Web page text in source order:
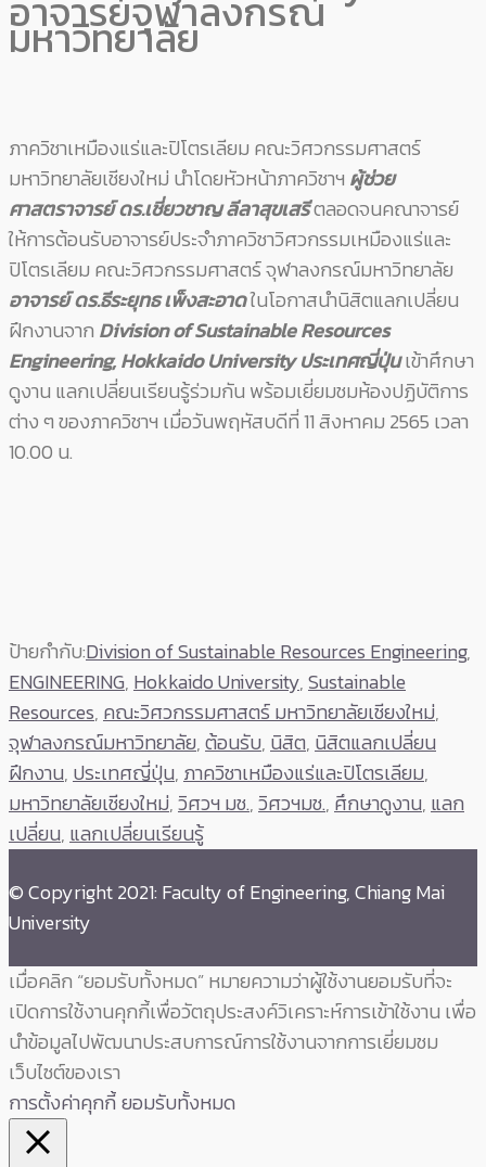
อาจารย์จุฬาลงกรณ์
มหาวิทยาลัย
ภาควิชาเหมืองแร่และปิโตรเลียม คณะวิศวกรรมศาสตร์
มหาวิทยาลัยเชียงใหม่ นำโดยหัวหน้าภาควิชาฯ ผู้ช่วย
ศาสตราจารย์ ดร.เชี่ยวชาญ ลีลาสุขเสรีตลอดจนคณาจารย์
ให้การต้อนรับอาจารย์ประจำภาควิชาวิศวกรรมเหมืองแร่และ
ปิโตรเลียม คณะวิศวกรรมศาสตร์ จุฬาลงกรณ์มหาวิทยาลัย
อาจารย์ ดร.ธีระยุทธ เพ็งสะอาดในโอกาสนำนิสิตแลกเปลี่ยน
ฝึกงานจาก Division of Sustainable Resources
Engineering, Hokkaido University ประเทศญี่ปุ่นเข้าศึกษา
ดูงาน แลกเปลี่ยนเรียนรู้ร่วมกัน พร้อมเยี่ยมชมห้องปฏิบัติการ
ต่าง ๆ ของภาควิชาฯ เมื่อวันพฤหัสบดีที่ 11 สิงหาคม 2565 เวลา
10.00 น.
ป้ายกำกับ:Division of Sustainable Resources Engineering,
ENGINEERING, Hokkaido University,Sustainable
Resources, คณะวิศวกรรมศาสตร์ มหาวิทยาลัยเชียงใหม่,
จุฬาลงกรณ์มหาวิทยาลัย,ต้อนรับ, นิสิต, นิสิตแลกเปลี่ยน
ฝึกงาน, ประเทศญี่ปุ่น, ภาควิชาเหมืองแร่และปิโตรเลียม,
มหาวิทยาลัยเชียงใหม่,วิศวฯ มช.,วิศวฯมช., ศึกษาดูงาน, แลก
เปลี่ยน, แลกเปลี่ยนเรียนรู้
© Copyright 2021: Faculty of Engineering, Chiang Mai
University
เมื่อคลิก “ยอมรับทั้งหมด” หมายความว่าผู้ใช้งานยอมรับที่จะ
เปิดการใช้งานคุกกี้เพื่อวัตถุประสงค์วิเคราะห์การเข้าใช้งาน เพื่อ
นำข้อมูลไปพัฒนาประสบการณ์การใช้งานจากการเยี่ยมชม
เว็บไซต์ของเรา
การตั้งค่าคุกกี้ยอมรับทั้งหมด